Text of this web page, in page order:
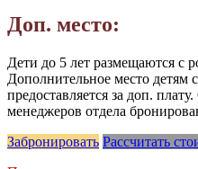
Доп. место:
Дети до 5 лет размещаются с
Дополнительное место детям
предоставляется за доп.
менеджеров отдела
Забронировать Рассчитать